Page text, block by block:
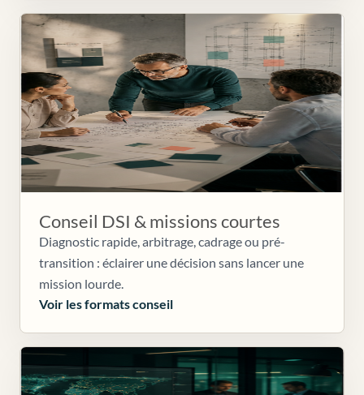
Conseil DSI & missions courtes
Diagnostic rapide, arbitrage, cadrage ou pré-
transition : éclairer une décision sans lancer une
mission lourde.
Voir les formats conseil